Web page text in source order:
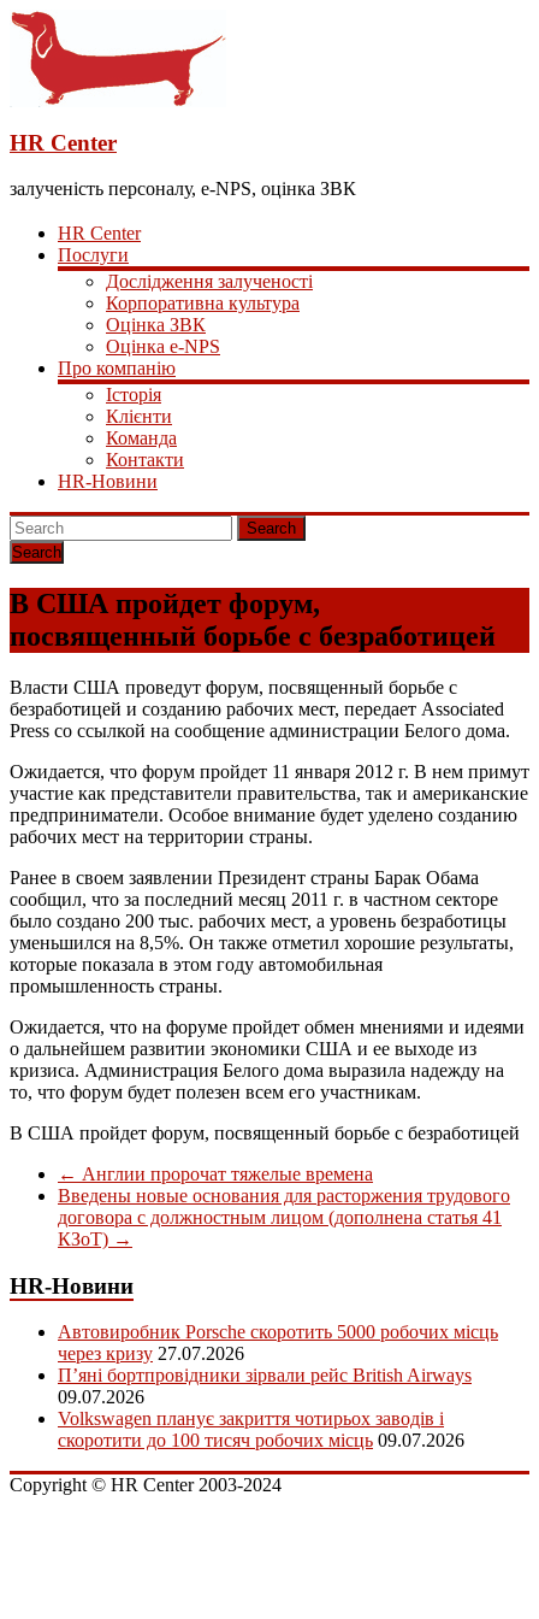
HR Center
залученість персоналу, e-NPS, оцінка ЗВК
HR Center
Послуги
Дослідження залученості
Корпоративна культура
Оцінка ЗВК
Оцінка e-NPS
Про компанію
Історія
Клієнти
Команда
Контакти
HR-Новини
Search
В США пройдет форум,
посвященный борьбе с безработицей
Власти США проведут форум, посвященный борьбе с
безработицей и созданию рабочих мест, передает Associated
Press со ссылкой на сообщение администрации Белого дома.
Ожидается, что форум пройдет 11 января 2012 г. В нем примут
участие как представители правительства, так и американские
предприниматели. Особое внимание будет уделено созданию
рабочих мест на территории страны.
Ранее в своем заявлении Президент страны Барак Обама
сообщил, что за последний месяц 2011 г. в частном секторе
было создано 200 тыс. рабочих мест, а уровень безработицы
уменьшился на 8,5%. Он также отметил хорошие результаты,
которые показала в этом году автомобильная
промышленность страны.
Ожидается, что на форуме пройдет обмен мнениями и идеями
о дальнейшем развитии экономики США и ее выходе из
кризиса. Администрация Белого дома выразила надежду на
то, что форум будет полезен всем его участникам.
В США пройдет форум, посвященный борьбе с безработицей
← Англии пророчат тяжелые времена
Введены новые основания для расторжения трудового
договора с должностным лицом (дополнена статья 41
КЗоТ) →
HR-Новини
Автовиробник Porsche скоротить 5000 робочих місць
через кризу 27.07.2026
П’яні бортпровідники зірвали рейс British Airways
09.07.2026
Volkswagen планує закриття чотирьох заводів і
скоротити до 100 тисяч робочих місць 09.07.2026
Copyright © HR Center 2003-2024